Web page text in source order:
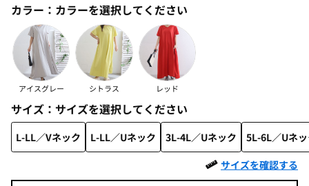
カラー： カラーを選択してください
アイスグレー シトラス レッド
サイズ： サイズを選択してください
L-LL／Vネック L-LL／Uネック 3L-4L／Uネック
5L-6L／Uネ
サイズを確認する